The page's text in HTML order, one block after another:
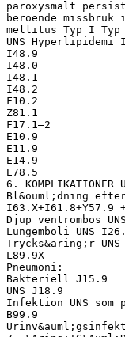
paroxysmalt
beroende missbruk
mellitus Typ I
UNS Hyperlipidemi
I48.9
I48.0
I48.1
I48.2
F10.2
Z81.1
F17.1–2
E10.9
E11.9
E14.9
E78.5
6. KOMPLIKATIONER
Bl&ouml;dning
I63.X+I61.8+Y57.9 +
Djup ventrombos
Lungemboli UNS
Trycks&aring;r UNS
L89.9X
Pneumoni:
Bakteriell J15.9
UNS J18.9
Infektion UNS som
B99.9